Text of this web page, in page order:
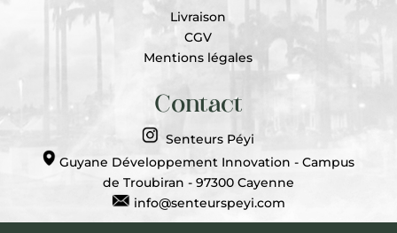
Livraison
CGV
Mentions légales
Contact
Senteurs Péyi
Guyane Développement Innovation - Campus
de Troubiran - 97300 Cayenne
info@senteurspeyi.com